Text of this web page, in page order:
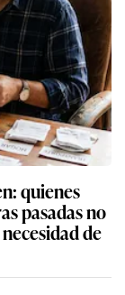
quienes
pasadas no
de